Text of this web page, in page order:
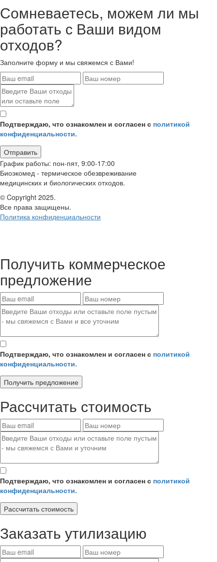
Сомневаетесь, можем ли мы
работать с Ваши видом
отходов?
Заполните форму и мы свяжемся с Вами!
Подтверждаю, что ознакомлен и согласен с политикой
конфиденциальности.
Отправить
График работы: пон-пят, 9:00-17:00
Биоэкомед - термическое обезвреживание
медицинских и биологических отходов.
© Copyright 2025.
Все права защищены.
Политика конфиденциальности
Получить коммерческое
предложение
Подтверждаю, что ознакомлен и согласен с политикой
конфиденциальности.
Получить предложение
Рассчитать стоимость
Подтверждаю, что ознакомлен и согласен с политикой
конфиденциальности.
Рассчитать стоимость
Заказать утилизацию